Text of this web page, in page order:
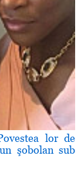
lor de
şobolan sub